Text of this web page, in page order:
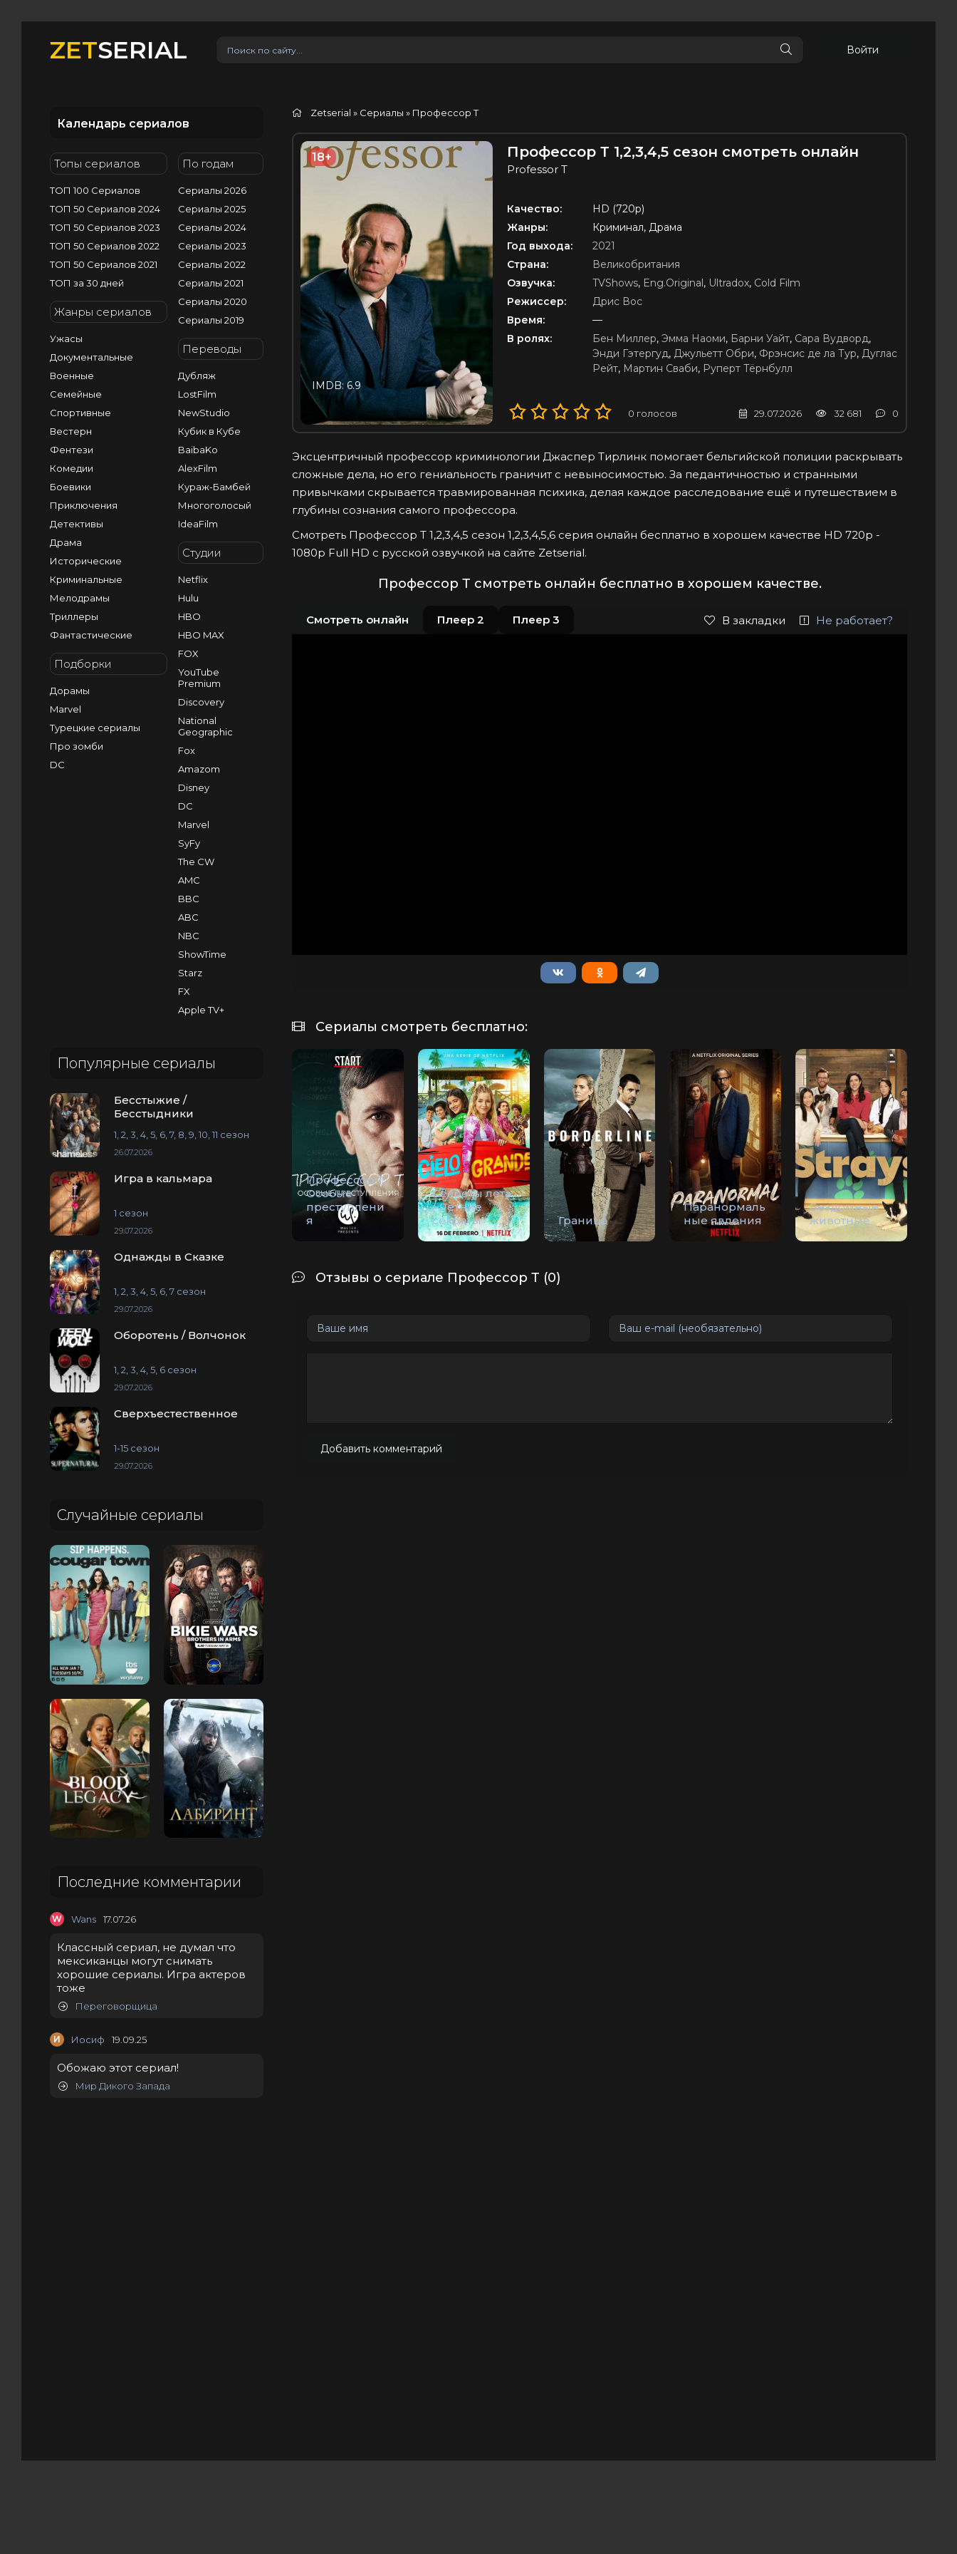
ZETSERIAL Войти
Календарь сериалов
Топы сериалов
ТОП 100 Сериалов
ТОП 50 Сериалов 2024
ТОП 50 Сериалов 2023
ТОП 50 Сериалов 2022
ТОП 50 Сериалов 2021
ТОП за 30 дней
Жанры сериалов
Ужасы
Документальные
Военные
Семейные
Спортивные
Вестерн
Фентези
Комедии
Боевики
Приключения
Детективы
Драма
Исторические
Криминальные
Мелодрамы
Триллеры
Фантастические
Подборки
Дорамы
Marvel
Турецкие сериалы
Про зомби
DC
По годам
Сериалы 2026
Сериалы 2025
Сериалы 2024
Сериалы 2023
Сериалы 2022
Сериалы 2021
Сериалы 2020
Сериалы 2019
Переводы
Дубляж
LostFilm
NewStudio
Кубик в Кубе
BaibaKo
AlexFilm
Кураж-Бамбей
Многоголосый
IdeaFilm
Студии
Netflix
Hulu
HBO
HBO MAX
FOX
YouTube
Premium
Discovery
National
Geographic
Fox
Amazom
Disney
DC
Marvel
SyFy
The CW
AMC
BBC
ABC
NBC
ShowTime
Starz
FX
Apple TV+
Популярные сериалы
Бесстыжие /
Бесстыдники
1, 2, 3, 4, 5, 6, 7, 8, 9, 10, 11 сезон
26.07.2026
Игра в кальмара
1 сезон
29.07.2026
Однажды в Сказке
1, 2, 3, 4, 5, 6, 7 сезон
29.07.2026
Оборотень / Волчонок
1, 2, 3, 4, 5, 6 сезон
29.07.2026
Сверхъестественное
1-15 сезон
29.07.2026
Случайные сериалы
Последние комментарии
W Wans 17.07.26
Классный сериал, не думал что
мексиканцы могут снимать
хорошие сериалы. Игра актеров
тоже
Переговорщица
И Иосиф 19.09.25
Обожаю этот сериал!
Мир Дикого Запада
Zetserial » Сериалы » Профессор Т
18+
IMDB: 6.9
Профессор Т 1,2,3,4,5 сезон смотреть онлайн
Professor T
Качество:
HD (720p)
Жанры:
Криминал, Драма
Год выхода:
2021
Страна:
Великобритания
Озвучка:
TVShows, Eng.Original, Ultradox, Cold Film
Режиссер:
Дрис Вос
Время:
—
В ролях:
Бен Миллер, Эмма Наоми, Барни Уайт, Сара Вудворд,
Энди Гэтергуд, Джульетт Обри, Фрэнсис де ла Тур, Дуглас
Рейт, Мартин Сваби, Руперт Тёрнбулл
0 голосов 29.07.2026 32 681 0
Эксцентричный профессор криминологии Джаспер Тирлинк помогает бельгийской полиции раскрывать
сложные дела, но его гениальность граничит с невыносимостью. За педантичностью и странными
привычками скрывается травмированная психика, делая каждое расследование ещё и путешествием в
глубины сознания самого профессора.
Смотреть Профессор Т 1,2,3,4,5 сезон 1,2,3,4,5,6 серия онлайн бесплатно в хорошем качестве HD 720p -
1080p Full HD с русской озвучкой на сайте Zetserial.
Профессор Т смотреть онлайн бесплатно в хорошем качестве.
Смотреть онлайн Плеер 2 Плеер 3 В закладки Не работает?
Сериалы смотреть бесплатно:
Профессор Т.:
Особые
преступлени
я
Секреты лета
/ Летние
секреты
Граница
Паранормаль
ные явления
Бездомные
животные
Отзывы о сериале Профессор Т (0)
Добавить комментарий